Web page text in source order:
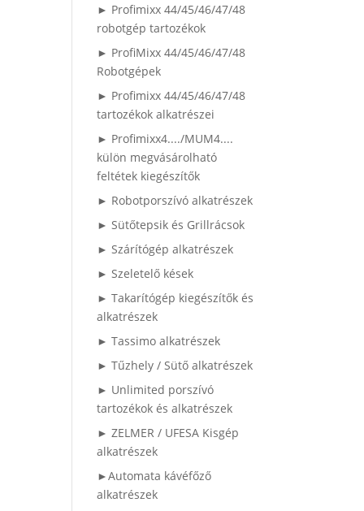
► Profimixx 44/45/46/47/48
robotgép tartozékok
► ProfiMixx 44/45/46/47/48
Robotgépek
► Profimixx 44/45/46/47/48
tartozékok alkatrészei
► Profimixx4..../MUM4....
külön megvásárolható
feltétek kiegészítők
► Robotporszívó alkatrészek
► Sütőtepsik és Grillrácsok
► Szárítógép alkatrészek
► Szeletelő kések
► Takarítógép kiegészítők és
alkatrészek
► Tassimo alkatrészek
► Tűzhely / Sütő alkatrészek
► Unlimited porszívó
tartozékok és alkatrészek
► ZELMER / UFESA Kisgép
alkatrészek
►Automata kávéfőző
alkatrészek